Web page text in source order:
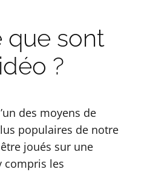
que sont
?
des moyens de
populaires de notre
joués sur une
compris les